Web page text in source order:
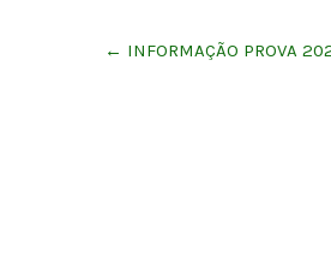
navigation
← INFORMAÇÃO PROVA